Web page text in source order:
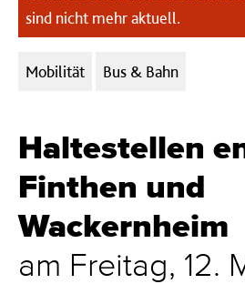
sind nicht mehr aktuell.
Kategorien:
Mobilität
Bus & Bahn
Haltestellen
Finthen und
Wackernheim
am Freitag, 12.